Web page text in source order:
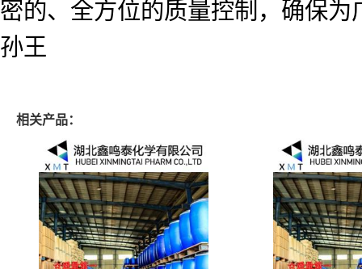
密的、全方位的质量控制，确保
孙王
相关产品：